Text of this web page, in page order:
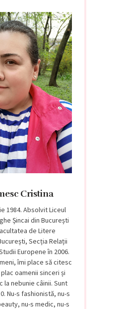
Cristina
1984. Absolvit Liceul
Șincai din București
de Litere
Secția Relații
Europene în 2006.
îmi place să citesc
oamenii sinceri și
la nebunie câinii. Sunt
Nu-s fashionistă, nu-s
nu-s medic, nu-s